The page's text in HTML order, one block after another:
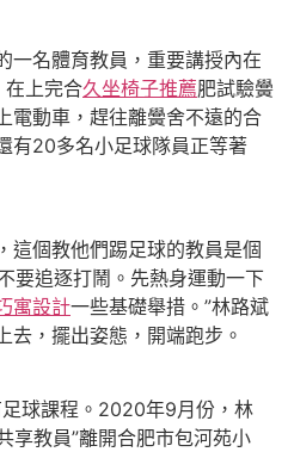
名體育教員，重要講授內在
在上完合久坐椅子推薦肥試驗黌
電動車，趕往離黌舍不遠的合
有20多名小足球隊員正等著
個教他們踢足球的教員是個
要追逐打鬧。先熱身運動一下
寓設計一些基礎舉措。”林路斌
去，擺出姿態，開端跑步。
球課程。2020年9月份，林
享教員”離開合肥市包河苑小